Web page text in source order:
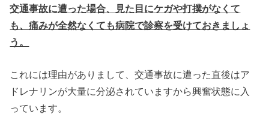
交通事故に遭った場合、見た目にケガや打撲がなくて
も、痛みが全然なくても病院で診察を受けておきましょ
う。
これには理由がありまして、交通事故に遭った直後はア
ドレナリンが大量に分泌されていますから興奮状態に入
っています。